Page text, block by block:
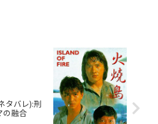
タバレ):刑
の融合